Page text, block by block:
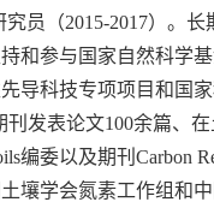
员（2015-2017）
和参与国家自然科学
科技专项项目和国
刊发表论文100余篇
编委以及期刊
壤学会氮素工作组和